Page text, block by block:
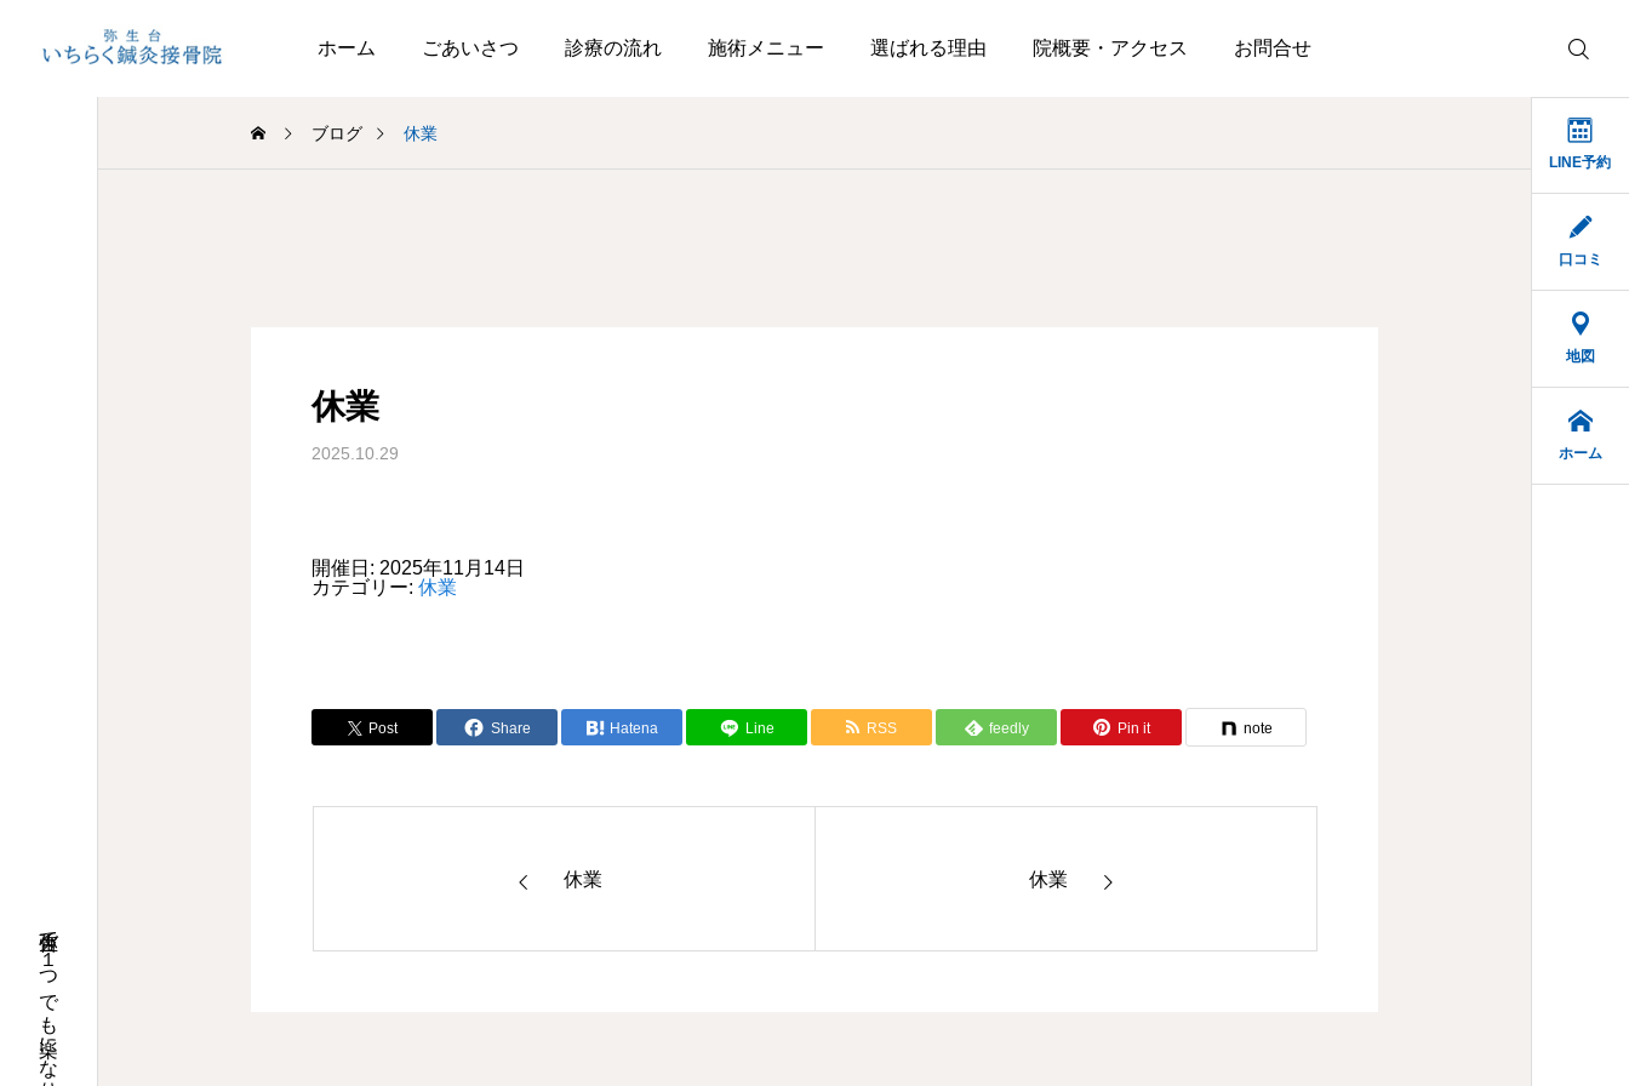
ホーム ごあいさつ 診療の流れ 施術メニュー 選ばれる理由 院概要・アクセス お問合せ
LINE予約
口コミ
地図
ホーム
ブログ 休業
休業
2025.10.29
開催日: 2025年11月14日
カテゴリー: 休業
Post Share Hatena Line RSS feedly Pin it note
休業 休業